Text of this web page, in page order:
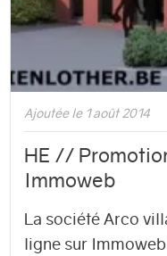
Ajoutée le 1 août 2014
HE //
Immoweb
La société Arco
ligne sur